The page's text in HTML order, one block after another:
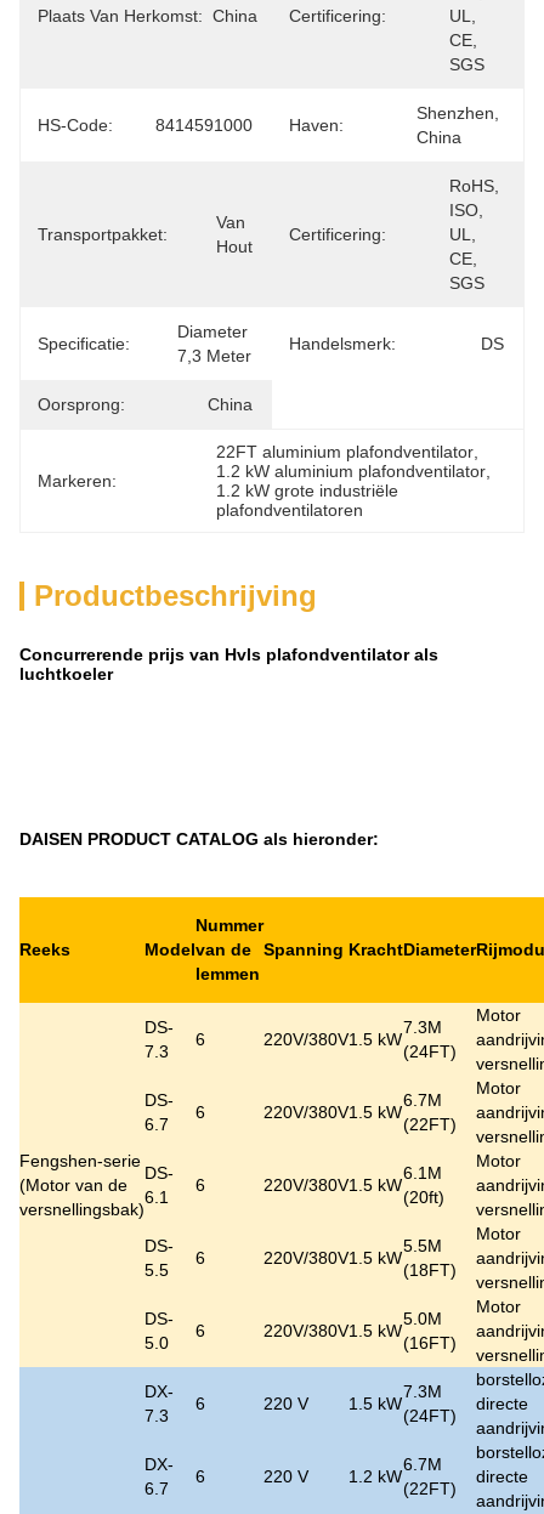
Plaats Van Herkomst: China Certificering:
UL,
CE,
SGS
HS-Code: 8414591000 Haven:
Shenzhen,
China
Transportpakket:
Van
Hout
Certificering:
RoHS,
ISO,
UL,
CE,
SGS
Specificatie:
Diameter
7,3 Meter
Handelsmerk: DS
Oorsprong: China
Markeren:
22FT aluminium plafondventilator
1.2 kW aluminium plafondventilator
1.2 kW grote industriële
plafondventilatoren
Productbeschrijving
Concurrerende prijs van Hvls plafondventilator als
luchtkoeler
DAISEN PRODUCT CATALOG als hieronder:
Reeks Model
Nummer
van de
lemmen
Spanning KrachtDiameter
Fengshen-serie
(Motor van de
versnellingsbak)
DS-
7.3
6 220V/380V1.5 kW
7.3M
(24FT)
Motor
DS-
6.7
6 220V/380V1.5 kW
6.7M
(22FT)
Motor
DS-
6.1
6 220V/380V1.5 kW
6.1M
(20ft)
Motor
DS-
5.5
6 220V/380V1.5 kW
5.5M
(18FT)
Motor
DS-
5.0
6 220V/380V1.5 kW
5.0M
(16FT)
Motor
DX-
7.3
6 220 V 1.5 kW
7.3M
(24FT)
directe
DX-
6.7
6 220 V 1.2 kW
6.7M
(22FT)
directe